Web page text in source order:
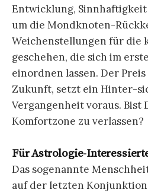
Entwicklung,
um die Mondknoten-
Weichenstellungen für die
geschehen, die sich im
einordnen lassen. Der
Zukunft, setzt ein Hinter-
Vergangenheit voraus. Bist
Komfortzone zu verlassen?
Für Astrologie-
Das sogenannte
auf der letzten